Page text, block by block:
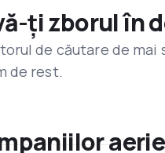
ți zborul în
de căutare de mai
de rest.